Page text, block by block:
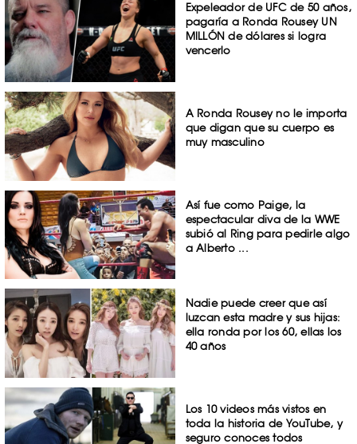
Expeleador de UFC de 50 años,
pagaría a Ronda Rousey UN
MILLÓN de dólares si logra
vencerlo
A Ronda Rousey no le importa
que digan que su cuerpo es
muy masculino
Así fue como Paige, la
espectacular diva de la WWE
subió al Ring para pedirle algo
a Alberto ...
Nadie puede creer que así
luzcan esta madre y sus hijas:
ella ronda por los 60, ellas los
40 años
Los 10 videos más vistos en
toda la historia de YouTube, y
seguro conoces todos